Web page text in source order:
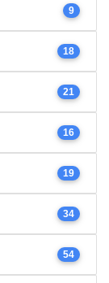
9
18
21
16
19
34
54